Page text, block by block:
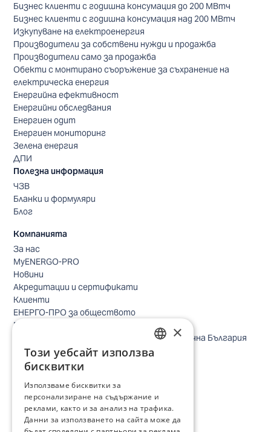
Бизнес клиенти с годишна консумация до 200 МВтч
Бизнес клиенти с годишна консумация над 200 МВтч
Изкупуване на електроенергия
Производители за собствени нужди и продажба
Производители само за продажба
Обекти с монтирано съоръжение за съхранение на
електрическа енергия
Енергийна ефективност
Енергийни обследвания
Енергиен одит
Енергиен мониторинг
Зелена енергия
ДПИ
Полезна информация
ЧЗВ
Бланки и формуляри
Блог
Компанията
За нас
MyENERGO-PRO
Новини
Акредитации и сертификати
Клиенти
ЕНЕРГО-ПРО за обществото
Реализирани проекти
Безопасно небе за птиците в Североизточна България
Безопасност
Контакти бизнес клиенти
Локации
Кариери
Процес по подбор
IT и дигитална трансформация
BULGARIAN
×
Този уебсайт използва
бисквитки
Използваме бисквитки за
персонализиране на съдържание и
реклами, както и за анализ на трафика.
Данни за използването на сайта може да